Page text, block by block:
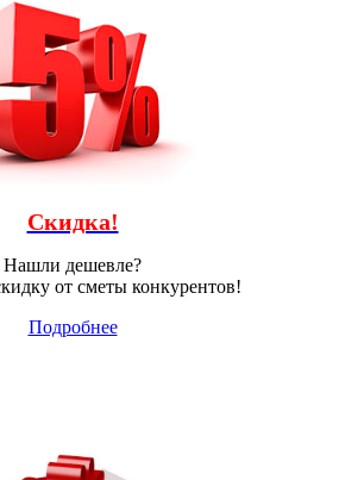
Скидка!
Нашли дешевле?
от сметы конкурентов!
Подробнее